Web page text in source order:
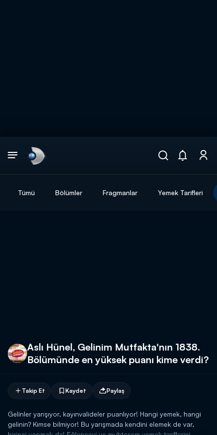
Tümü Bölümler Fragmanlar Yemek Tarifleri
Aslı Hünel, Gelinim Mutfakta'nın 1838.
Bölümünde en yüksek puanı kime verdi?
Takip Et Kaydet Paylaş
Gelinler yarışıyor, kayınvalideler puanlıyor! Hangi yemek, hangi
gelinin? Kimse bilmiyor! Bu yarışmada kendini elemek de var,